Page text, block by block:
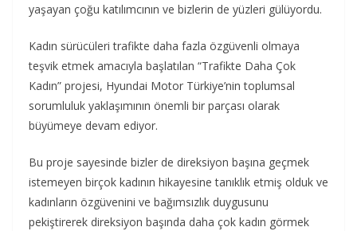
yaşayan çoğu katılımcının ve bizlerin de yüzleri gülüyordu.
Kadın sürücüleri trafikte daha fazla özgüvenli olmaya
teşvik etmek amacıyla başlatılan “Trafikte Daha Çok
Kadın” projesi, Hyundai Motor Türkiye’nin toplumsal
sorumluluk yaklaşımının önemli bir parçası olarak
büyümeye devam ediyor.
Bu proje sayesinde bizler de direksiyon başına geçmek
istemeyen birçok kadının hikayesine tanıklık etmiş olduk ve
kadınların özgüvenini ve bağımsızlık duygusunu
pekiştirerek direksiyon başında daha çok kadın görmek